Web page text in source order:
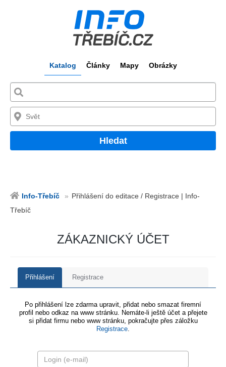
Katalog Články Mapy Obrázky
Hledat
Info-Třebíč
Přihlášení do editace / Registrace | Info-
Třebíč
ZÁKAZNICKÝ ÚČET
Přihlášení Registrace
Po přihlášení lze zdarma upravit, přidat nebo smazat firemní
profil nebo odkaz na www stránku. Nemáte-li ještě účet a přejete
si přidat firmu nebo www stránku, pokračujte přes záložku
Registrace.